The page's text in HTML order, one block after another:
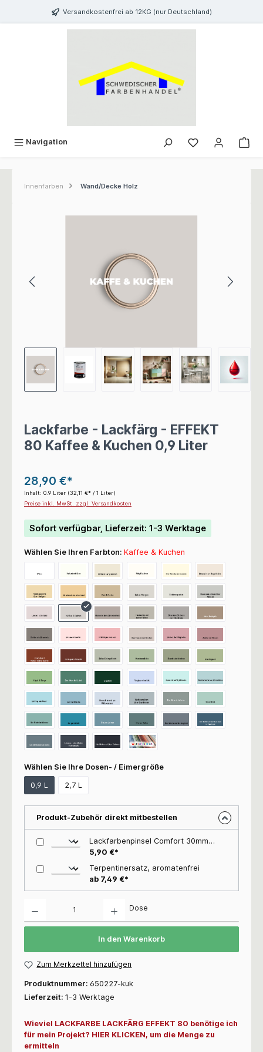
springen Versandkostenfrei ab 12KG (nur Deutschland)
Navigation
Innenfarben Wand/Decke Holz
Lackfarbe - Lackfärg - EFFEKT
80 Kaffee & Kuchen 0,9 Liter
28,90 €*
Inhalt: 0.9 Liter (32,11 €* / 1 Liter)
Preise inkl. MwSt. zzgl. Versandkosten
Sofort verfügbar, Lieferzeit: 1-3 Werktage
Wählen Sie Ihren Farbton: Kaffee & Kuchen
Wählen Sie Ihre Dosen- / Eimergröße
0,9 L 2,7 L
Produkt-Zubehör direkt mitbestellen
Lackfarbenpinsel Comfort 30mm Wählen Sie die gewünschte Größe: 30mm
5,90 €*
Terpentinersatz, aromatenfrei
ab 7,49 €*
Dose
In den Warenkorb
Zum Merkzettel hinzufügen
Produktnummer: 650227-kuk
Lieferzeit: 1-3 Werktage
Wieviel LACKFARBE LACKFÄRG EFFEKT 80 benötige ich
für mein Projekt? HIER KLICKEN, um die Menge zu
ermitteln